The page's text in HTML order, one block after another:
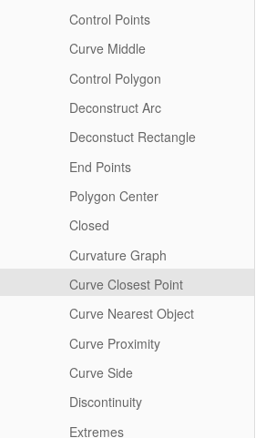
Control Points
Curve Middle
Control Polygon
Deconstruct Arc
Deconstuct Rectangle
End Points
Polygon Center
Closed
Curvature Graph
Curve Closest Point
Curve Nearest Object
Curve Proximity
Curve Side
Discontinuity
Extremes